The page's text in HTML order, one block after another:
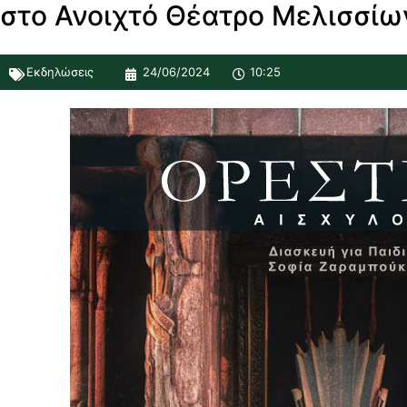
στο Ανοιχτό Θέατρο
Εκδηλώσεις 24/06/2024 10:25